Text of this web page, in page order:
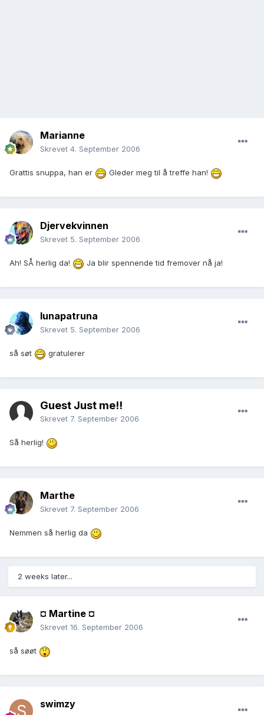
Marianne
Skrevet 4. September 2006
Grattis snuppa, han er Gleder meg til å treffe han!
Djervekvinnen
Skrevet 5. September 2006
Ah! SÅ herlig da! Ja blir spennende tid fremover nå ja!
lunapatruna
Skrevet 5. September 2006
så søt gratulerer
Guest Just me!!
Skrevet 7. September 2006
Så herlig!
Marthe
Skrevet 7. September 2006
Nemmen så herlig da
2 weeks later...
¤ Martine ¤
Skrevet 16. September 2006
så søøt
swimzy